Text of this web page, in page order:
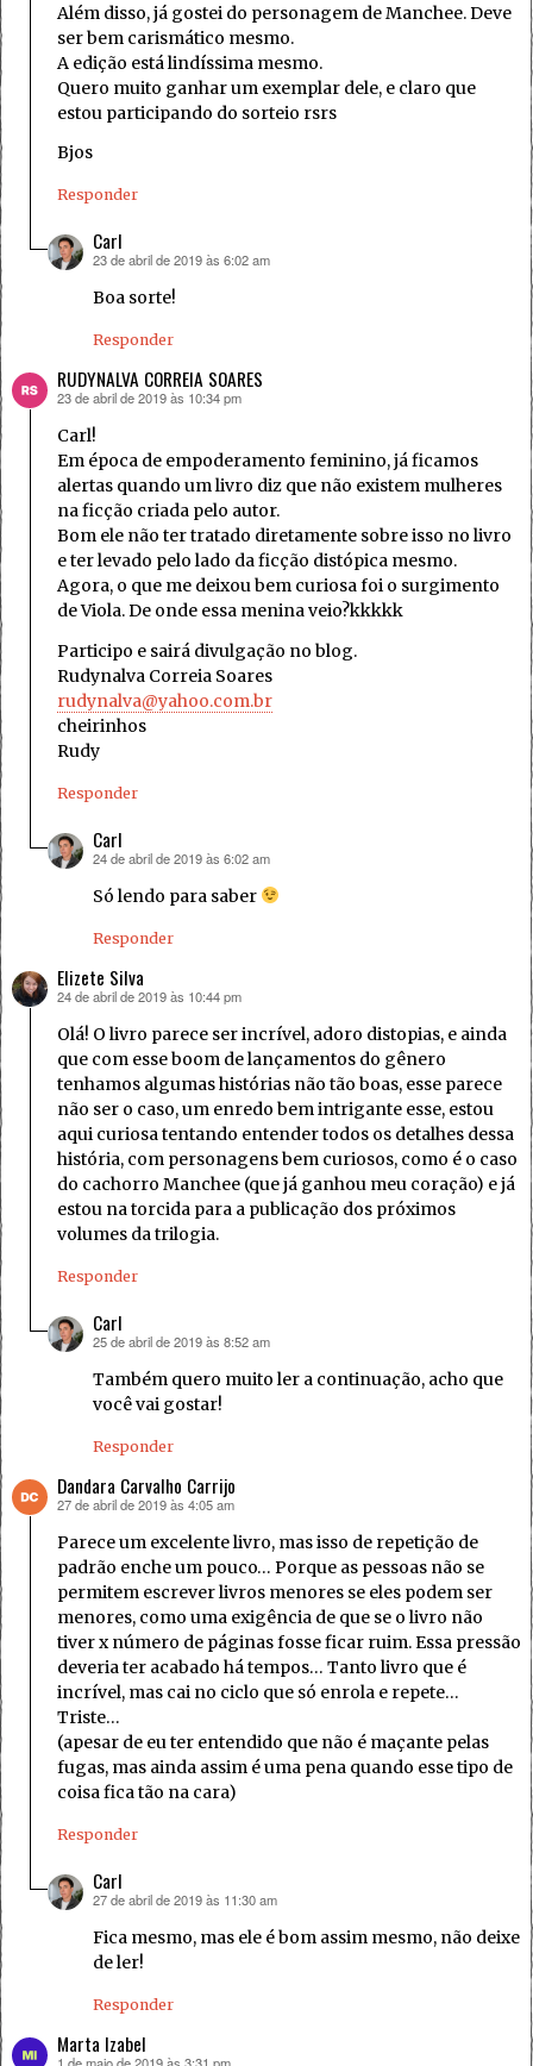
Além disso, já gostei do personagem de Manchee. Deve
ser bem carismático mesmo.
A edição está lindíssima mesmo.
Quero muito ganhar um exemplar dele, e claro que
estou participando do sorteio rsrs
Bjos
Responder
Carl
disse:
23 de abril de 2019 às 6:02 am
Boa sorte!
Responder
RUDYNALVA CORREIA SOARES
disse:
23 de abril de 2019 às 10:34 pm
Carl!
Em época de empoderamento feminino, já ficamos
alertas quando um livro diz que não existem mulheres
na ficção criada pelo autor.
Bom ele não ter tratado diretamente sobre isso no livro
e ter levado pelo lado da ficção distópica mesmo.
Agora, o que me deixou bem curiosa foi o surgimento
de Viola. De onde essa menina veio?kkkkk
Participo e sairá divulgação no blog.
Rudynalva Correia Soares
rudynalva@yahoo.com.br
cheirinhos
Rudy
Responder
Carl
disse:
24 de abril de 2019 às 6:02 am
Só lendo para saber
Responder
Elizete Silva
disse:
24 de abril de 2019 às 10:44 pm
Olá! O livro parece ser incrível, adoro distopias, e ainda
que com esse boom de lançamentos do gênero
tenhamos algumas histórias não tão boas, esse parece
não ser o caso, um enredo bem intrigante esse, estou
aqui curiosa tentando entender todos os detalhes dessa
história, com personagens bem curiosos, como é o caso
do cachorro Manchee (que já ganhou meu coração) e já
estou na torcida para a publicação dos próximos
volumes da trilogia.
Responder
Carl
disse:
25 de abril de 2019 às 8:52 am
Também quero muito ler a continuação, acho que
você vai gostar!
Responder
Dandara Carvalho Carrijo
disse:
27 de abril de 2019 às 4:05 am
Parece um excelente livro, mas isso de repetição de
padrão enche um pouco… Porque as pessoas não se
permitem escrever livros menores se eles podem ser
menores, como uma exigência de que se o livro não
tiver x número de páginas fosse ficar ruim. Essa pressão
deveria ter acabado há tempos… Tanto livro que é
incrível, mas cai no ciclo que só enrola e repete…
Triste…
(apesar de eu ter entendido que não é maçante pelas
fugas, mas ainda assim é uma pena quando esse tipo de
coisa fica tão na cara)
Responder
Carl
disse:
27 de abril de 2019 às 11:30 am
Fica mesmo, mas ele é bom assim mesmo, não deixe
de ler!
Responder
Marta Izabel